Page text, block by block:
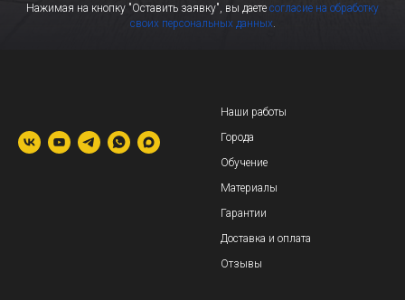
Нажимая на кнопку "Оставить заявку", вы даете согласие на обработку
своих персональных данных.
Наши работы
Города
Обучение
Материалы
Гарантии
Доставка и оплата
Отзывы